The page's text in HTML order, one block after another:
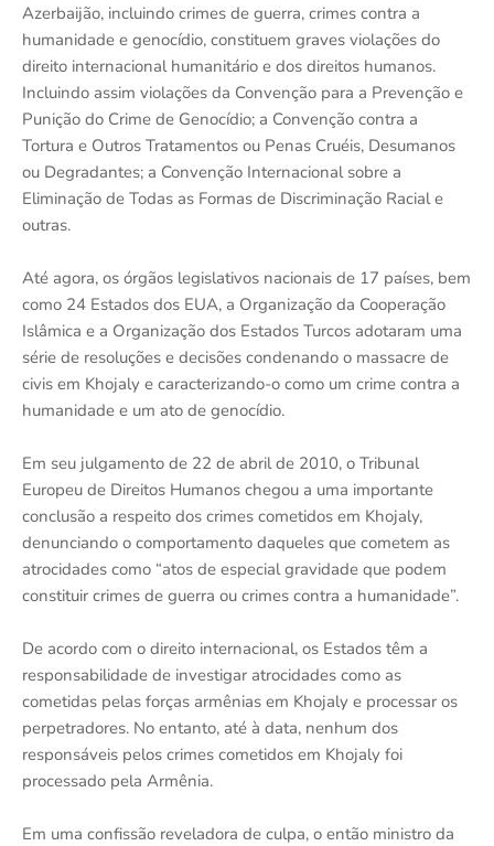
Azerbaijão, incluindo crimes de guerra, crimes contra a
humanidade e genocídio, constituem graves violações do
direito internacional humanitário e dos direitos humanos.
Incluindo assim violações da Convenção para a Prevenção e
Punição do Crime de Genocídio; a Convenção contra a
Tortura e Outros Tratamentos ou Penas Cruéis, Desumanos
ou Degradantes; a Convenção Internacional sobre a
Eliminação de Todas as Formas de Discriminação Racial e
outras.
Até agora, os órgãos legislativos nacionais de 17 países, bem
como 24 Estados dos EUA, a Organização da Cooperação
Islâmica e a Organização dos Estados Turcos adotaram uma
série de resoluções e decisões condenando o massacre de
civis em Khojaly e caracterizando-o como um crime contra a
humanidade e um ato de genocídio.
Em seu julgamento de 22 de abril de 2010, o Tribunal
Europeu de Direitos Humanos chegou a uma importante
conclusão a respeito dos crimes cometidos em Khojaly,
denunciando o comportamento daqueles que cometem as
atrocidades como “atos de especial gravidade que podem
constituir crimes de guerra ou crimes contra a humanidade”.
De acordo com o direito internacional, os Estados têm a
responsabilidade de investigar atrocidades como as
cometidas pelas forças armênias em Khojaly e processar os
perpetradores. No entanto, até à data, nenhum dos
responsáveis pelos crimes cometidos em Khojaly foi
processado pela Armênia.
Em uma confissão reveladora de culpa, o então ministro da